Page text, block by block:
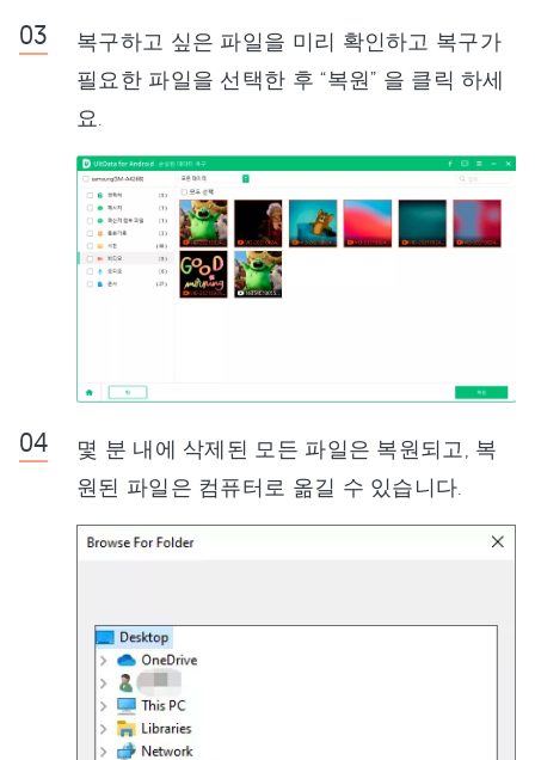
복구하고 싶은 파일을 미리 확인하고 복구가
필요한 파일을 선택한 후 “복원” 을 클릭 하세
요.
몇 분 내에 삭제된 모든 파일은 복원되고, 복
원된 파일은 컴퓨터로 옮길 수 있습니다.